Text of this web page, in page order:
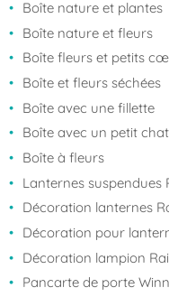
Boîte nature et plantes
Boîte nature et fleurs
Boîte fleurs et petits
Boîte et fleurs séchées
Boîte avec une fillette
Boîte avec un petit chat
Boîte à fleurs
Lanternes suspendues
Décoration lanternes
Décoration pour
Décoration lampion
Pancarte de porte